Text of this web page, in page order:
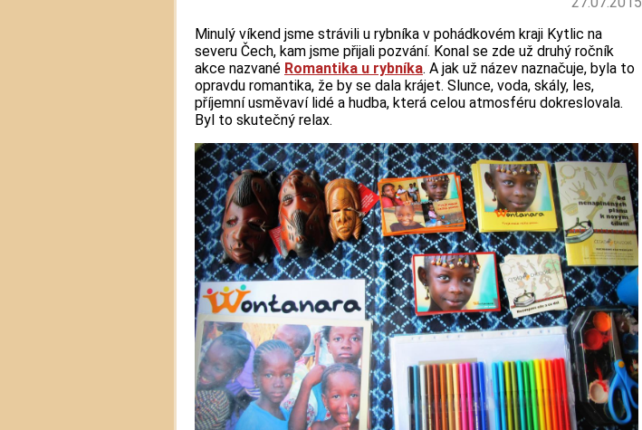
Minulý víkend jsme strávili u rybníka v pohádkovém kraji Kytlic na
severu Čech, kam jsme přijali pozvání. Konal se zde už druhý ročník
akce nazvané Romantika u rybníka. A jak už název naznačuje, byla to
opravdu romantika, že by se dala krájet. Slunce, voda, skály, les,
příjemní usměvaví lidé a hudba, která celou atmosféru dokreslovala.
Byl to skutečný relax.